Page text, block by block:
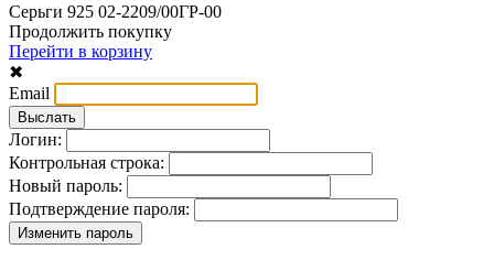
Серьги 925 02-2209/00ГР-00
Продолжить покупку
Перейти в корзину
✖
Email
Логин:
Контрольная строка:
Новый пароль:
Подтверждение пароля: